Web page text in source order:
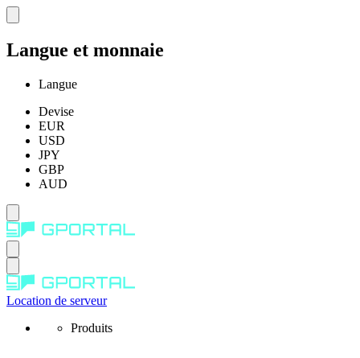
Langue et monnaie
Langue
Devise
EUR
USD
JPY
GBP
AUD
Location de serveur
Produits